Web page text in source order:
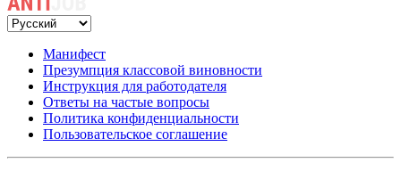
Манифест
Презумпция классовой виновности
Инструкция для работодателя
Ответы на частые вопросы
Политика конфиденциальности
Пользовательское соглашение